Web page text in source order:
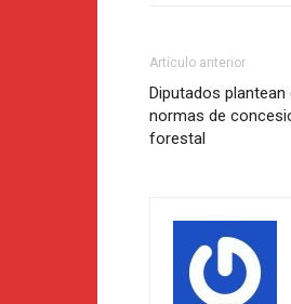
Artículo anterior
Diputados
normas de
forestal